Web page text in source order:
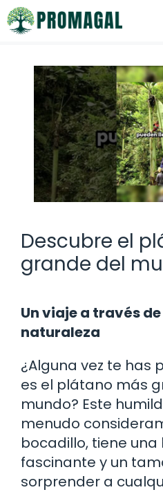
Saltar
al
Descubre el
grande del
Un viaje a través
naturaleza
¿Alguna vez te has
es el plátano más
mundo? Este
menudo
bocadillo, tiene una
fascinante y un
sorprender a